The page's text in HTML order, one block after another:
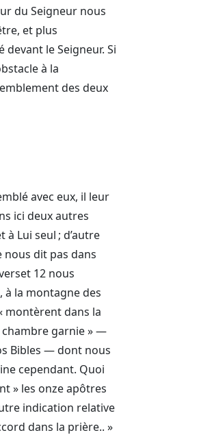
du Seigneur nous
et plus
le Seigneur. Si
à la
des deux
avec eux, il leur
ici deux autres
Lui seul ; d’autre
nous dit pas dans
12 nous
la montagne des
montèrent dans la
chambre garnie » —
Bibles — dont nous
cependant. Quoi
» les onze apôtres
indication relative
dans la prière.. »